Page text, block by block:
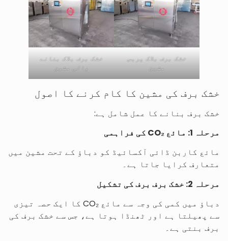
خشک برف بلاک پریس
مشین
خشک برف بلاک بنانے
والی مشین
خشک برف کی مشین کا کام کرنے کا اصول
خشک برف بنانے کا عمل شامل ہے:
مرحلہ 1: مائع CO₂ کی فراہمی
مائع کاربن ڈائی آکسائیڈ کو دباؤ کے تحت مشین میں
متعارف کرایا جاتا ہے۔
مرحلہ 2: خشک برف برف کی تشکیل
دباؤ میں کمی کی وجہ سے مائع CO₂ کا ایک حصہ تیزی
سے پھیلتا ہے اور ٹھنڈا ہوتا ہے، جس سے خشک برف کی
برف بنتی ہے۔